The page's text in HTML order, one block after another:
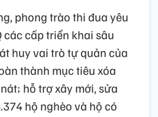
phong trào thi đua yêu
cấp triển khai sâu
huy vai trò tự quản của
thành mục tiêu xóa
hỗ trợ xây mới, sửa
hộ nghèo và hộ có